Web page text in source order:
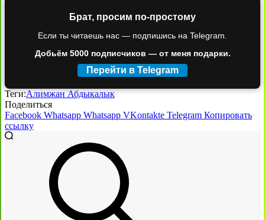
Брат, просим по-простому
Если ты читаешь нас — подпишись на Telegram.
Добьём 5000 подписчиков — от меня подарки.
Перейти в Telegram
Теги:Алимжан Абдыкалык
Поделиться
Facebook Whatsapp Whatsapp VKontakte Telegram Копировать
ссылку